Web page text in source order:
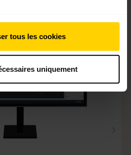
tous les cookies
uniquement